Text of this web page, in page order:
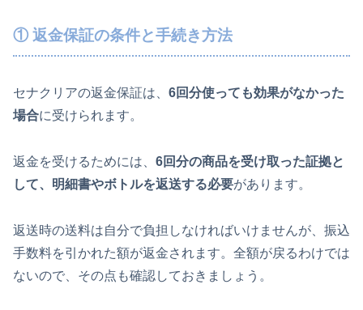
① 返金保証の条件と手続き方法
セナクリアの返金保証は、 6回分使っても効果がなかった
場合に受けられます。
返金を受けるためには、 6回分の商品を受け取った証拠と
して、明細書やボトルを返送する必要があります。
返送時の送料は自分で負担しなければいけませんが、振込
手数料を引かれた額が返金されます。全額が戻るわけでは
ないので、その点も確認しておきましょう。